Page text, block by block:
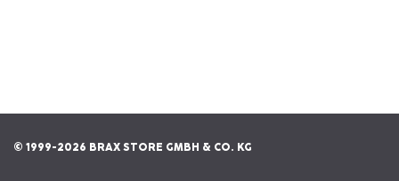
© 1999-2026 BRAX STORE GMBH & CO. KG